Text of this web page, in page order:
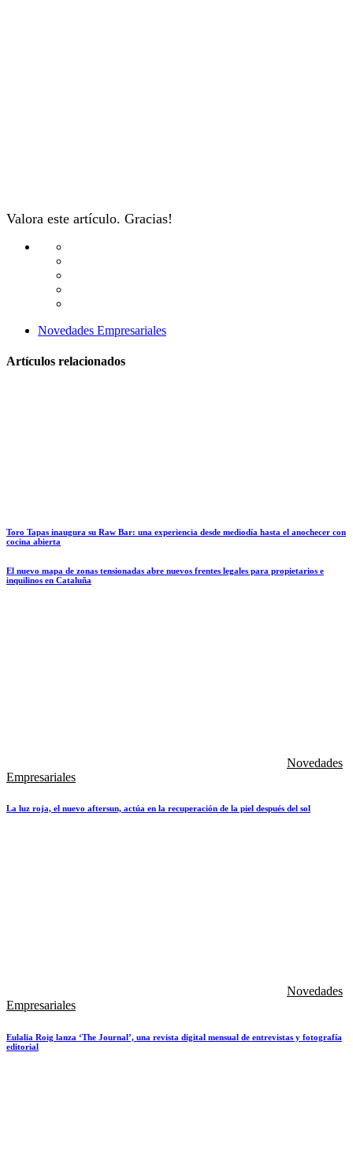
Valora este artículo. Gracias!
Novedades Empresariales
Artículos relacionados
Toro Tapas inaugura su Raw Bar: una experiencia desde mediodía hasta el anochecer con
cocina abierta
El nuevo mapa de zonas tensionadas abre nuevos frentes legales para propietarios e
inquilinos en Cataluña
Novedades
Empresariales
La luz roja, el nuevo aftersun, actúa en la recuperación de la piel después del sol
Novedades
Empresariales
Eulalia Roig lanza ‘The Journal’, una revista digital mensual de entrevistas y fotografía
editorial